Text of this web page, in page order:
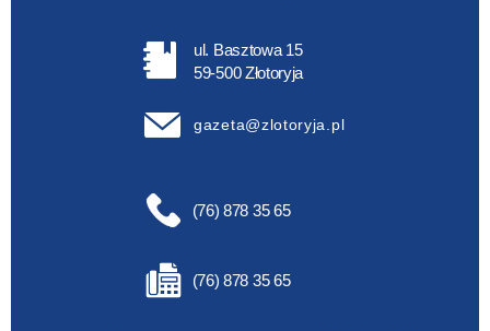
ul. Basztowa 15
59-500 Złotoryja
gazeta@zlotoryja.pl
(76) 878 35 65
(76) 878 35 65